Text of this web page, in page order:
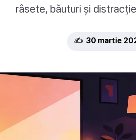
râsete, băuturi și
✍️ 30 martie